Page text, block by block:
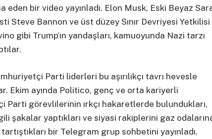
eden bir video yayınladı. Elon Musk, Eski Beyaz
Steve Bannon ve üst düzey Sınır Devriyesi Yetkilisi
gibi Trump’ın yandaşları, kamuoyunda Nazi tarzı
Parti liderleri bu aşırılıkçı tavrı hevesle
Ekim ayında Politico, genç ve orta kariyerli
Parti görevlilerinin ırkçı hakaretlerde bulundukları,
şakalar yaptıkları ve siyasi rakiplerini gaz
bir Telegram grup sohbetini yayınladı.